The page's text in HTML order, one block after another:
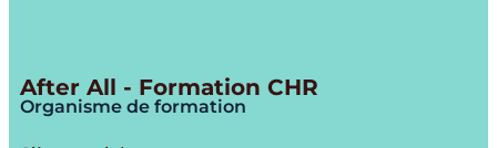
After All - Formation CHR
Organisme de formation